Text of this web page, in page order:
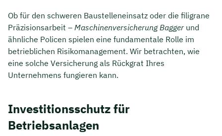
Ob für den schweren Baustelleneinsatz oder die filigrane
Präzisionsarbeit – Maschinenversicherung Bagger und
ähnliche Policen spielen eine fundamentale Rolle im
betrieblichen Risikomanagement. Wir betrachten, wie
eine solche Versicherung als Rückgrat Ihres
Unternehmens fungieren kann.
Investitionsschutz für
Betriebsanlagen